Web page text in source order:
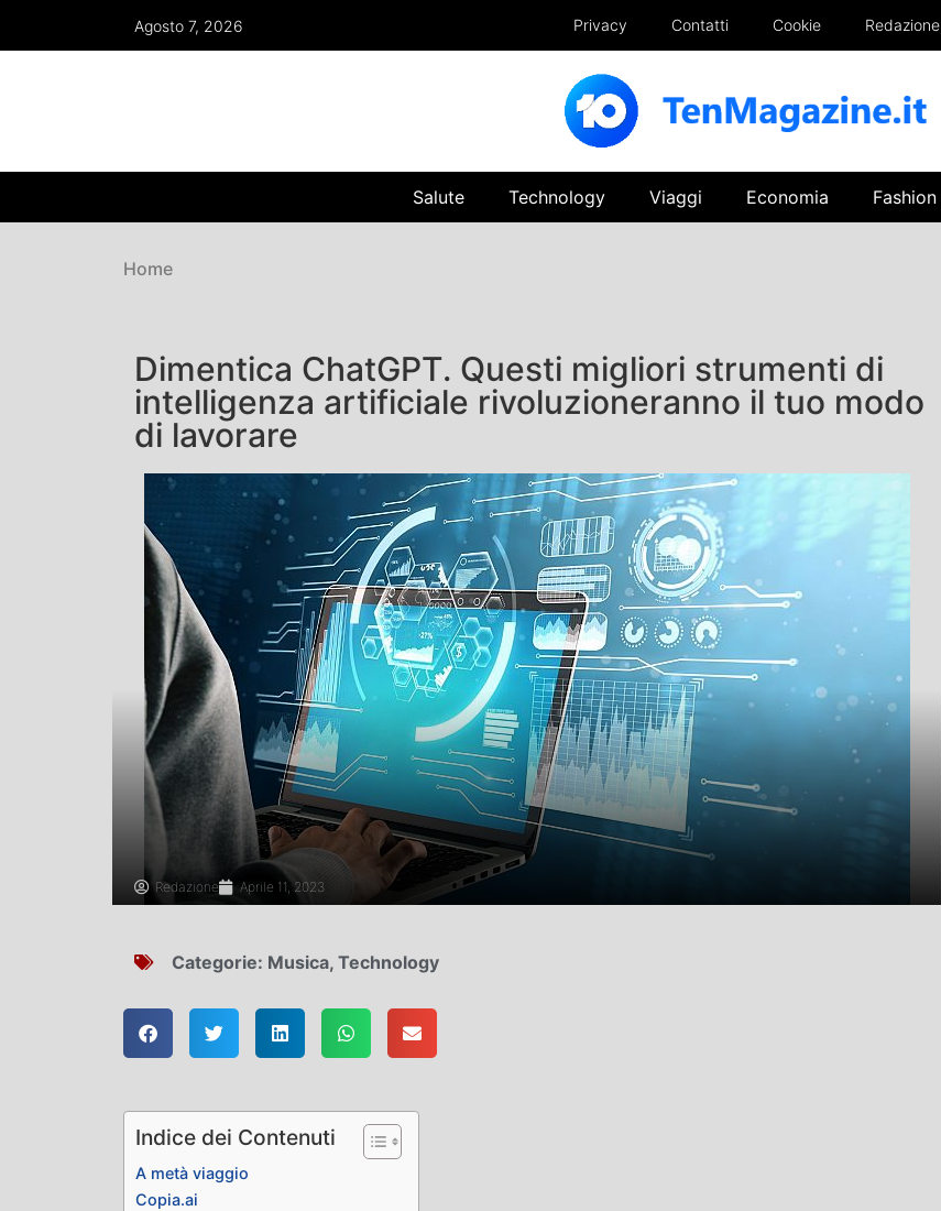
Agosto 7, 2026 Privacy Contatti Cookie Redazione
Salute Technology Viaggi Economia Fashion
Home
Dimentica ChatGPT. Questi migliori strumenti di
intelligenza artificiale rivoluzioneranno il tuo modo
di lavorare
Redazione Aprile 11, 2023
Categorie: Musica, Technology
Indice dei Contenuti
A metà viaggio
Copia.ai